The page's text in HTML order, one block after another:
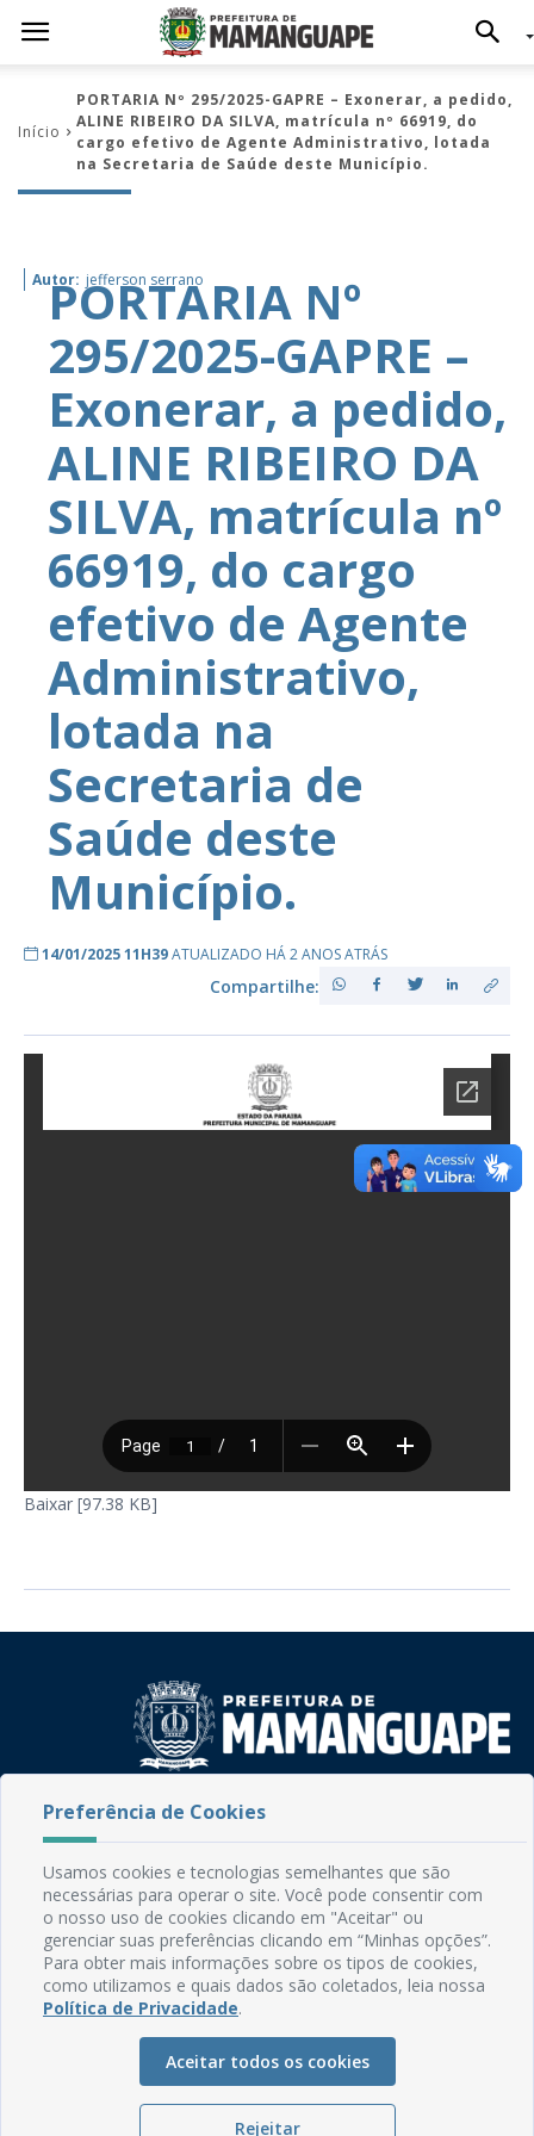
Início
PORTARIA Nº 295/2025-GAPRE – Exonerar, a pedido,
ALINE RIBEIRO DA SILVA, matrícula nº 66919, do
cargo efetivo de Agente Administrativo, lotada
na Secretaria de Saúde deste Município.
Autor: jefferson serrano
PORTARIA Nº
295/2025-GAPRE –
Exonerar, a pedido,
ALINE RIBEIRO DA
SILVA, matrícula nº
66919, do cargo
efetivo de Agente
Administrativo,
lotada na
Secretaria de
Saúde deste
Município.
14/01/2025 11H39ATUALIZADO HÁ 2 ANOS ATRÁS
Compartilhe:
Baixar [97.38 KB]
Rua do Imperador, 78, Centro
CEP: 58.280-000 - Mamanguape/PB
Email: comunicacao@mamanguape.pb.gov.br
Expediente: Segunda à Sexta, das 08h às 13h
Mapa do Site
Perguntas frequentes
Manual de Navegação
Glossário
Ouvidoria
Preferência de Cookies
Usamos cookies e tecnologias semelhantes que são
necessárias para operar o site. Você pode consentir com
o nosso uso de cookies clicando em "Aceitar" ou
gerenciar suas preferências clicando em “Minhas opções”.
Para obter mais informações sobre os tipos de cookies,
como utilizamos e quais dados são coletados, leia nossa
Política de Privacidade.
Aceitar todos os cookies
Rejeitar